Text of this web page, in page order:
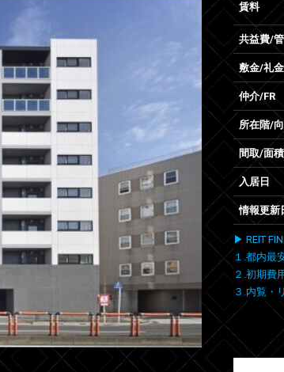
賃料
共益費/
敷金/礼金
仲介/FR
所在階/
間取/面積
入居日
情報更新
▶ REIT
１.都内最
２.初期費
３.内覧・